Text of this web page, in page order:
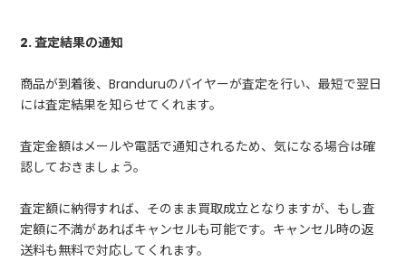
2. 査定結果の通知
商品が到着後、Branduruのバイヤーが査定を行い、最短で翌日
には査定結果を知らせてくれます。
査定金額はメールや電話で通知されるため、気になる場合は確
認しておきましょう。
査定額に納得すれば、そのまま買取成立となりますが、もし査
定額に不満があればキャンセルも可能です。キャンセル時の返
送料も無料で対応してくれます。